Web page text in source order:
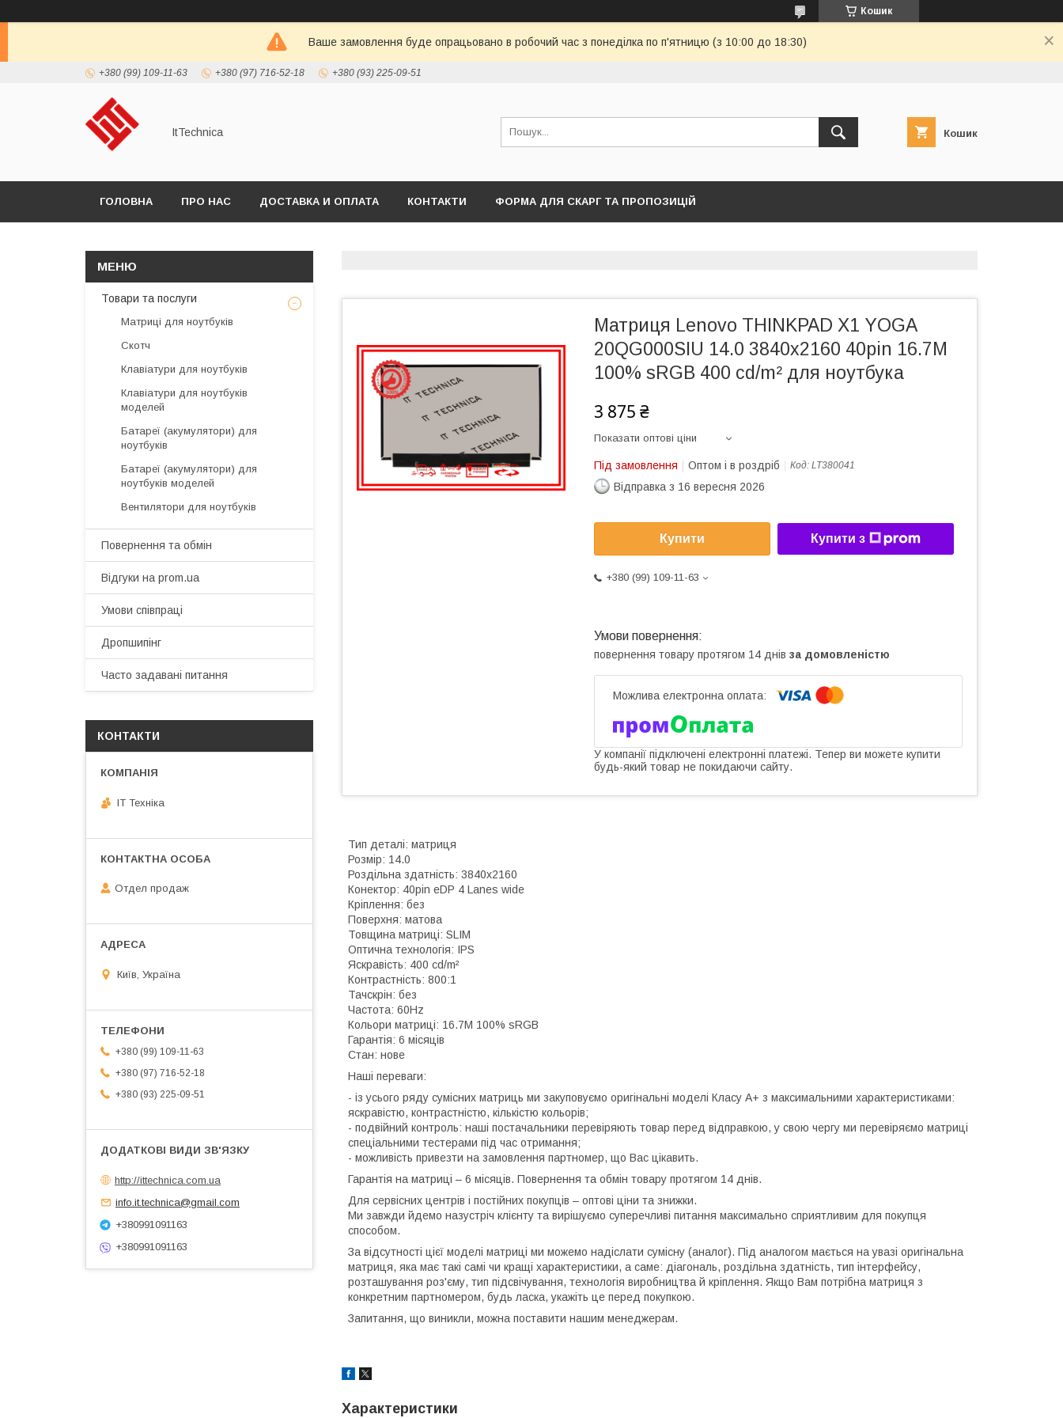
Кошик
Ваше замовлення буде опрацьовано в робочий час з понеділка по п'ятницю (з 10:00 до 18:30)
+380 (99) 109-11-63 +380 (97) 716-52-18 +380 (93) 225-09-51
ItTechnica Кошик
ГОЛОВНА ПРО НАС ДОСТАВКА И ОПЛАТА КОНТАКТИ ФОРМА ДЛЯ СКАРГ ТА ПРОПОЗИЦІЙ
Матриця Lenovo THINKPAD X1 YOGA
20QG000SIU 14.0 3840x2160 40pin 16.7M
100% sRGB 400 cd/m² для ноутбука
3 875 ₴
Показати оптові ціни
Під замовлення Оптом і в роздріб Код: LT380041
Відправка з 16 вересня 2026
Купити Купити з
+380 (99) 109-11-63
повернення товару протягом 14 днів за домовленістю
У компанії підключені електронні платежі. Тепер ви можете купити
будь-який товар не покидаючи сайту.
Тип деталі: матриця
Розмір: 14.0
Роздільна здатність: 3840x2160
Конектор: 40pin eDP 4 Lanes wide
Кріплення: без
Поверхня: матова
Товщина матриці: SLIM
Оптична технологія: IPS
Яскравість: 400 cd/m²
Контрастність: 800:1
Тачскрін: без
Частота: 60Hz
Кольори матриці: 16.7M 100% sRGB
Гарантія: 6 місяців
Стан: нове
Наші переваги:
- із усього ряду сумісних матриць ми закуповуємо оригінальні моделі Класу А+ з максимальними характеристиками:
яскравістю, контрастністю, кількістю кольорів;
- подвійний контроль: наші постачальники перевіряють товар перед відправкою, у свою чергу ми перевіряємо матриці
спеціальними тестерами під час отримання;
- можливість привезти на замовлення партномер, що Вас цікавить.
Гарантія на матриці – 6 місяців. Повернення та обмін товару протягом 14 днів.
Для сервісних центрів і постійних покупців – оптові ціни та знижки.
Ми завжди йдемо назустріч клієнту та вирішуємо суперечливі питання максимально сприятливим для покупця
способом.
За відсутності цієї моделі матриці ми можемо надіслати сумісну (аналог). Під аналогом мається на увазі оригінальна
матриця, яка має такі самі чи кращі характеристики, а саме: діагональ, роздільна здатність, тип інтерфейсу,
розташування роз'єму, тип підсвічування, технологія виробництва й кріплення. Якщо Вам потрібна матриця з
конкретним партномером, будь ласка, укажіть це перед покупкою.
Запитання, що виникли, можна поставити нашим менеджерам.
Характеристики
Товари та послуги
Матриці для ноутбуків
Скотч
Клавіатури для ноутбуків
Клавіатури для ноутбуків
моделей
Батареї (акумулятори) для
ноутбуків
Батареї (акумулятори) для
ноутбуків моделей
Вентилятори для ноутбуків
Повернення та обмін
Відгуки на prom.ua
Умови співпраці
Дропшипінг
Часто задавані питання
КОНТАКТИ
IT Техніка
Отдел продаж
Київ, Україна
+380 (99) 109-11-63
+380 (97) 716-52-18
+380 (93) 225-09-51
http://ittechnica.com.ua
info.it.technica@gmail.com
+380991091163
+380991091163